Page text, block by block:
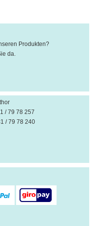
Produkten?
da.
/ 79 78 257
/ 79 78 240